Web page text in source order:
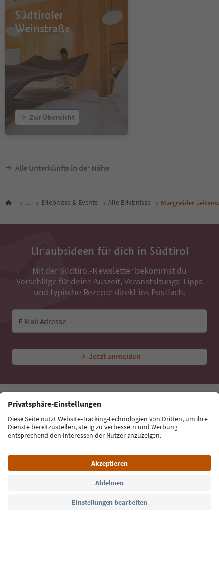
Südtiroler
Weinstraße
Zur Übersicht
Alle Unterkünfte in der Nähe
... Erlebnisse & Events Alle Erlebnisse Margreider
Urlaubsideen für dich in Südtirol
Mit der Südtirol-Newsletter bekommst du
Vorschläge für deine Auszeit, Veranstaltungs-Tipps
und typische Rezepte direkt ins Postfach.
E-Mail Adresse
Jetzt anmelden